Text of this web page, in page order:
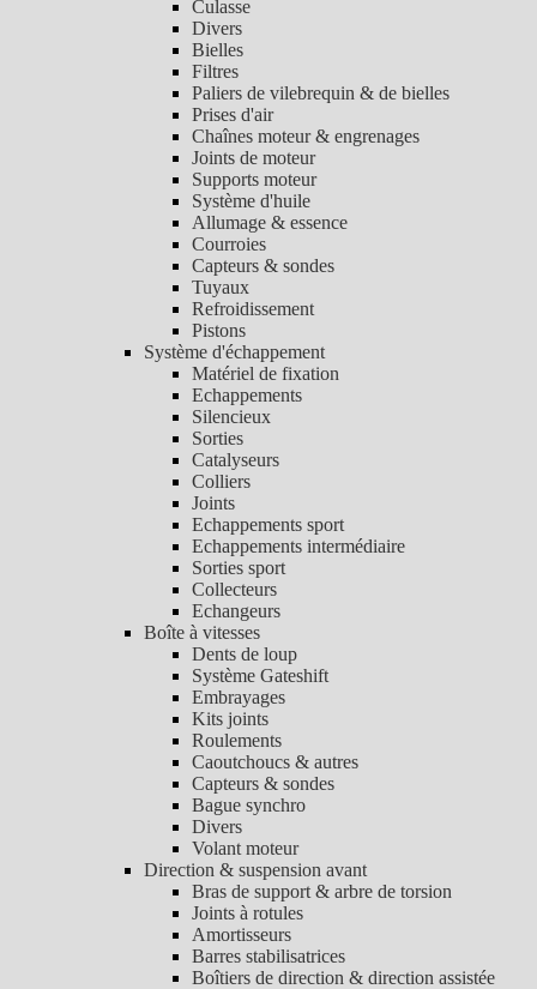
Culasse
Divers
Bielles
Filtres
Paliers de vilebrequin & de bielles
Prises d'air
Chaînes moteur & engrenages
Joints de moteur
Supports moteur
Système d'huile
Allumage & essence
Courroies
Capteurs & sondes
Tuyaux
Refroidissement
Pistons
Système d'échappement
Matériel de fixation
Echappements
Silencieux
Sorties
Catalyseurs
Colliers
Joints
Echappements sport
Echappements intermédiaire
Sorties sport
Collecteurs
Echangeurs
Boîte à vitesses
Dents de loup
Système Gateshift
Embrayages
Kits joints
Roulements
Caoutchoucs & autres
Capteurs & sondes
Bague synchro
Divers
Volant moteur
Direction & suspension avant
Bras de support & arbre de torsion
Joints à rotules
Amortisseurs
Barres stabilisatrices
Boîtiers de direction & direction assistée